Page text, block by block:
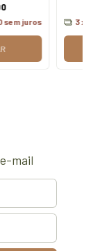
sem juros 3x
mail